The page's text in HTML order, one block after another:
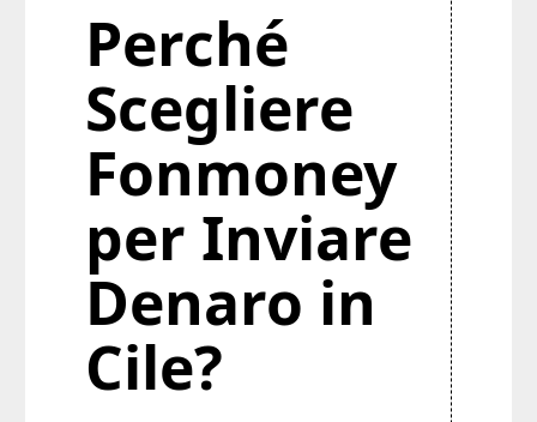
Perché
Scegliere
Fonmoney
per Inviare
Denaro in
Cile?